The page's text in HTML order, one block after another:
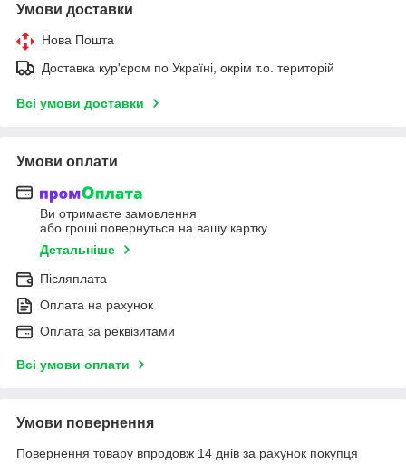
Умови доставки
Нова Пошта
Доставка кур'єром по Україні, окрім т.о. територій
Всі умови доставки
Умови оплати
Ви отримаєте замовлення
або гроші повернуться на вашу картку
Детальніше
Післяплата
Оплата на рахунок
Оплата за реквізитами
Всі умови оплати
Умови повернення
Повернення товару впродовж 14 днів за рахунок покупця